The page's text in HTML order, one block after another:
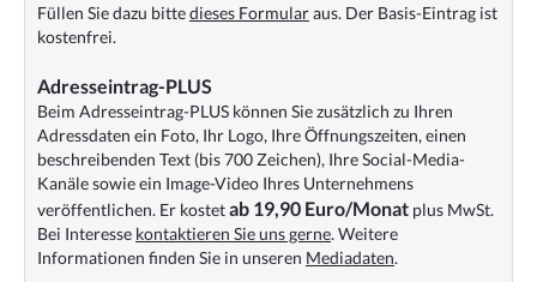
Füllen Sie dazu bittedieses Formularaus. Der Basis-Eintrag ist
kostenfrei.
Adresseintrag-PLUS
Beim Adresseintrag-PLUS können Sie zusätzlich zu Ihren
Adressdaten ein Foto, Ihr Logo, Ihre Öffnungszeiten, einen
beschreibenden Text (bis 700 Zeichen), Ihre Social-Media-
Kanäle sowie ein Image-Video Ihres Unternehmens
veröffentlichen. Er kostetab 19,90 Euro/Monat plus MwSt.
Bei Interesse kontaktieren Sie uns gerne. Weitere
Informationen finden Sie in unseren Mediadaten.